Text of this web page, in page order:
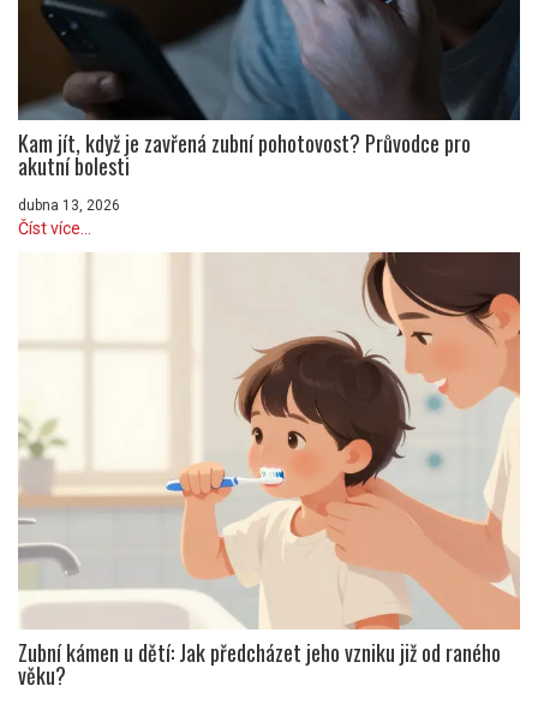
Kam jít, když je zavřená zubní pohotovost? Průvodce pro
akutní bolesti
dubna 13, 2026
Číst více...
Zubní kámen u dětí: Jak předcházet jeho vzniku již od raného
věku?